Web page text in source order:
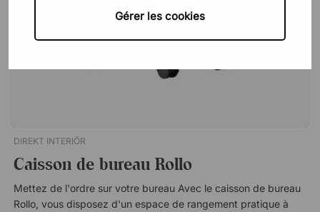
Gérer les cookies
DIREKT INTERIÖR
Caisson de bureau Rollo
Mettez de l'ordre sur votre bureau Avec le caisson de bureau
Rollo, vous disposez d'un espace de rangement pratique à